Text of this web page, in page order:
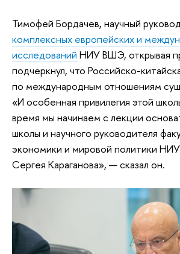
Тимофей Бордачев, научный
комплексных европейских и
исследований НИУ ВШЭ, открывая
подчеркнул, что Российско-
по международным отношениям
«И особенная привилегия этой
время мы начинаем с лекции
школы и научного руководителя
экономики и мировой политики
Сергея Караганова», — сказал он.